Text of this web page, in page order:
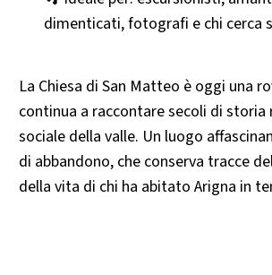
dimenticati, fotografi e chi cerca
La Chiesa di San Matteo è oggi una
continua a raccontare secoli di storia
sociale della valle. Un luogo
di abbandono, che conserva tracce
della vita di chi ha abitato Arigna in